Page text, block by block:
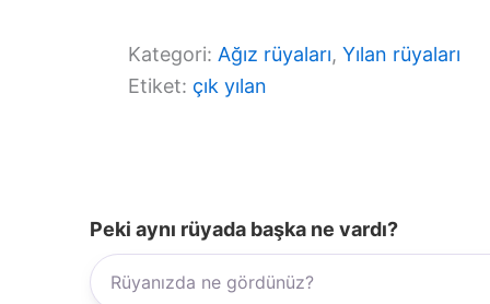
Kategori: Ağız rüyaları, Yılan rüyaları
Etiket: çık yılan
Peki aynı rüyada başka ne vardı?